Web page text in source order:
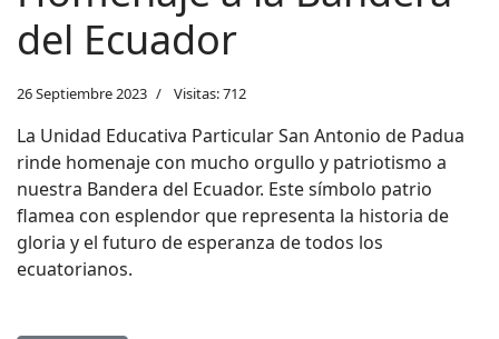
del Ecuador
26 Septiembre 2023 Visitas: 712
La Unidad Educativa Particular San Antonio de Padua
rinde homenaje con mucho orgullo y patriotismo a
nuestra Bandera del Ecuador. Este símbolo patrio
flamea con esplendor que representa la historia de
gloria y el futuro de esperanza de todos los
ecuatorianos.